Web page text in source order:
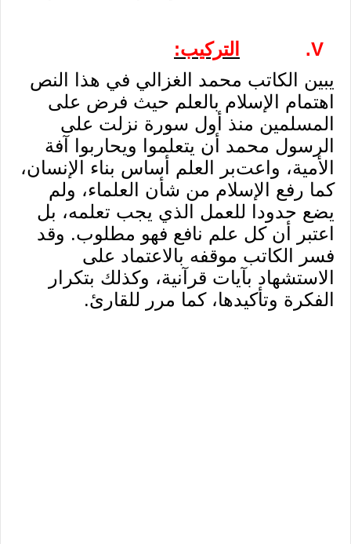
V.
التركيب:
يبين الكاتب محمد الغزالي في هذا النص
اهتمام الإسلام بالعلم حيث فرض على
المسلمين منذ أول سورة نزلت على
الرسول محمد أن يتعلموا ويحاربوا آفة
الأمية، واعتبر العلم أساس بناء الإنسان،
كما رفع الإسلام من شأن العلماء، ولم
يضع حدودا للعمل الذي يجب تعلمه، بل
اعتبر أن كل علم نافع فهو مطلوب. وقد
فسر الكاتب موقفه بالاعتماد على
الاستشهاد بآيات قرآنية، وكذلك بتكرار
الفكرة وتأكيدها، كما مرر للقارئ.